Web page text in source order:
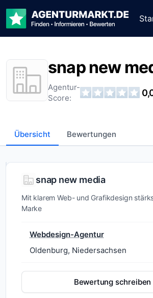
snap new
Agentur-
Score:
Übersicht Bewertungen
Wer ist
new
media?
snap
ist
snap new media
Mit klarem Web- und Grafikdesign
Marke
Webdesign-Agentur
Oldenburg, Niedersachsen
Bewertung schreiben